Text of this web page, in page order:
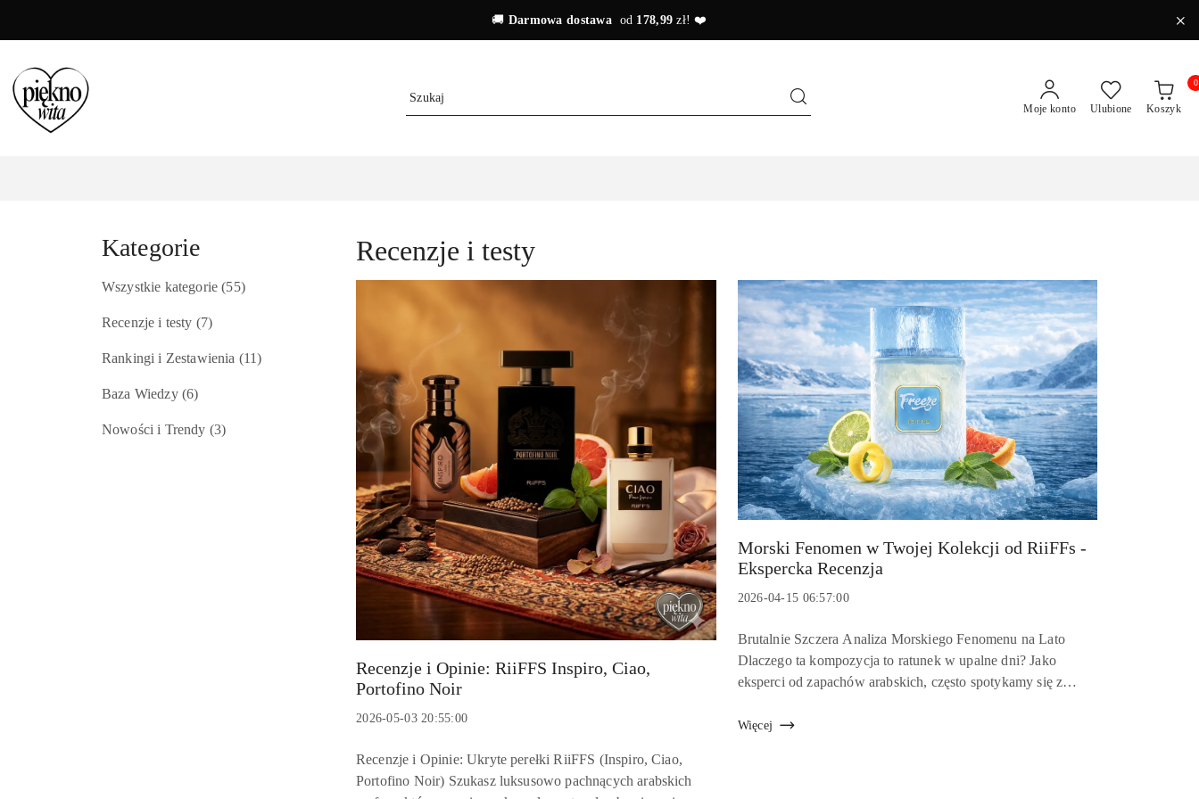
🚚 Darmowa dostawa od 178,99 zł! ❤️
Moje konto Ulubione Koszyk
0
Kategorie
Wszystkie kategorie(55)
Recenzje i testy (7)
Rankingi i Zestawienia (11)
Baza Wiedzy (6)
Nowości i Trendy (3)
Recenzje i testy
Tytuł
artykułu:
Recenzje i Opinie: RiiFFS Inspiro, Ciao,
Portofino Noir
Data
2026-05-03 20:55:00
Treść
artykułu:
Recenzje i Opinie: Ukryte perełki RiiFFS (Inspiro, Ciao,
Portofino Noir) Szukasz luksusowo pachnących arabskich
Tytuł
artykułu:
Morski Fenomen w Twojej Kolekcji od RiiFFs -
Ekspercka Recenzja
Data
2026-04-15 06:57:00
Treść
artykułu:
Brutalnie Szczera Analiza Morskiego Fenomenu na Lato
Dlaczego ta kompozycja to ratunek w upalne dni? Jako
eksperci od zapachów arabskich, często spotykamy się z
od aplikacji. Ta ni...
Więcej